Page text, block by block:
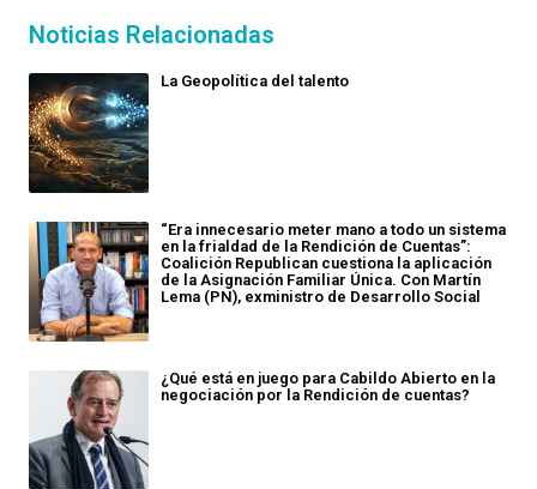
Noticias Relacionadas
La Geopolítica del talento
“Era innecesario meter mano a todo un sistema
en la frialdad de la Rendición de Cuentas”:
Coalición Republican cuestiona la aplicación
de la Asignación Familiar Única. Con Martín
Lema (PN), exministro de Desarrollo Social
¿Qué está en juego para Cabildo Abierto en la
negociación por la Rendición de cuentas?